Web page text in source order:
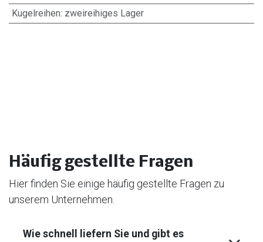
Kugelreihen: zweireihiges Lager
Häufig gestellte Fragen
Hier finden Sie einige häufig gestellte Fragen zu
unserem Unternehmen.
Wie schnell liefern Sie und gibt es